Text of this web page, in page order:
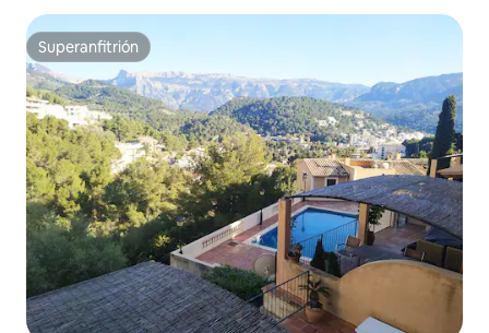
Superanfitrión
Superanfitrión